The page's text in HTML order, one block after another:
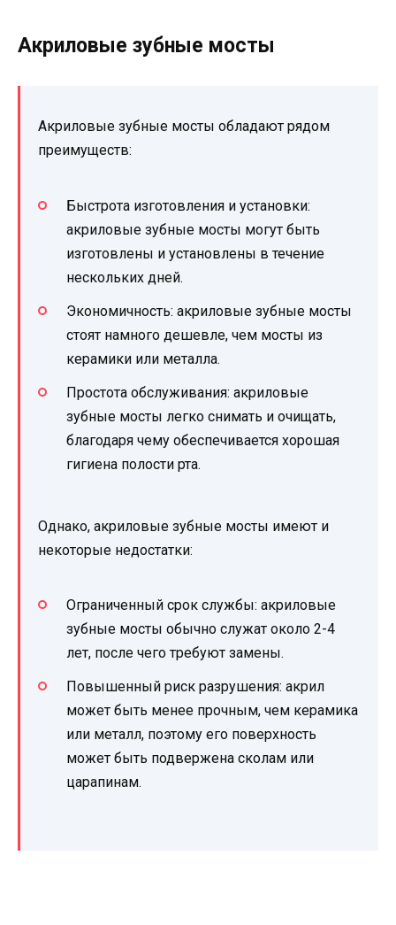
Акриловые зубные мосты
Акриловые зубные мосты обладают рядом
преимуществ:
Быстрота изготовления и установки:
акриловые зубные мосты могут быть
изготовлены и установлены в течение
нескольких дней.
Экономичность: акриловые зубные мосты
стоят намного дешевле, чем мосты из
керамики или металла.
Простота обслуживания: акриловые
зубные мосты легко снимать и очищать,
благодаря чему обеспечивается хорошая
гигиена полости рта.
Однако, акриловые зубные мосты имеют и
некоторые недостатки:
Ограниченный срок службы: акриловые
зубные мосты обычно служат около 2-4
лет, после чего требуют замены.
Повышенный риск разрушения: акрил
может быть менее прочным, чем керамика
или металл, поэтому его поверхность
может быть подвержена сколам или
царапинам.